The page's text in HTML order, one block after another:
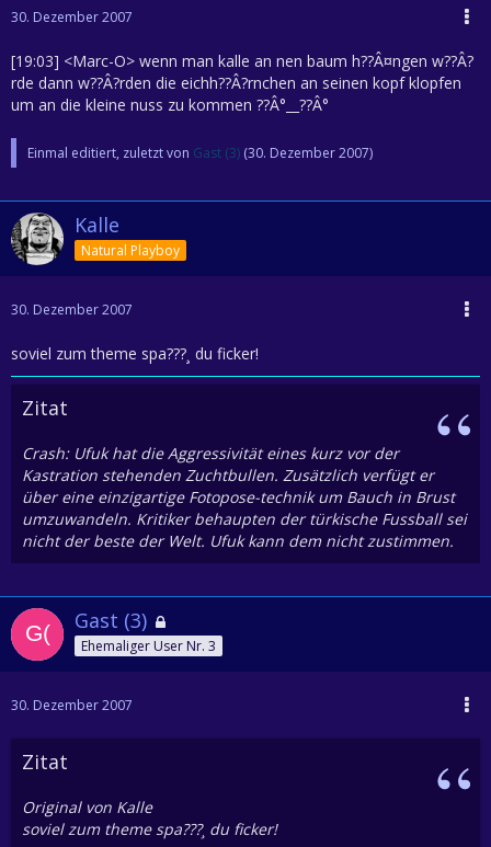
30. Dezember 2007
[19:03] <Marc-O> wenn man kalle an nen baum h??Â¤ngen w??Â?
rde dann w??Â?rden die eichh??Â?rnchen an seinen kopf klopfen
um an die kleine nuss zu kommen ??Â°__??Â°
Einmal editiert, zuletzt von Gast (3) (30. Dezember 2007)
Kalle
Natural Playboy
30. Dezember 2007
soviel zum theme spa???¸ du ficker!
Zitat
Crash: Ufuk hat die Aggressivität eines kurz vor der
Kastration stehenden Zuchtbullen. Zusätzlich verfügt er
über eine einzigartige Fotopose-technik um Bauch in Brust
umzuwandeln. Kritiker behaupten der türkische Fussball sei
nicht der beste der Welt. Ufuk kann dem nicht zustimmen.
Gast (3)
Ehemaliger User Nr. 3
30. Dezember 2007
Zitat
Original von Kalle
soviel zum theme spa???¸ du ficker!